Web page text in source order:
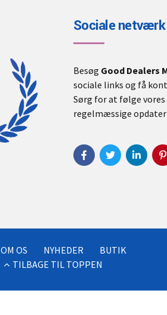
Sociale netværk
Besøg Good Dealers
sociale links og få
Sørg for at følge
regelmæssige
OM OS NYHEDER
BUTIK
TILBAGE TIL TOPPEN